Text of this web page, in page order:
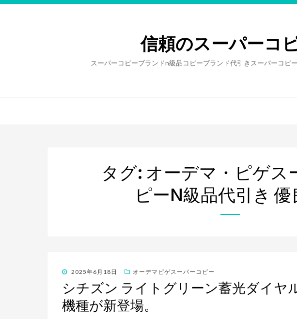
信頼のスーパーコ
スーパーコピーブランドn級品コピーブランド代引きスーパーコピ
タグ: オーデマ・ピゲス
ピーn級品代引き 優
投
稿
日:
2025年6月18日 オーデマピゲスーパーコピー
シチズン ライトグリーン蓄光ダイヤ
機種が新登場。